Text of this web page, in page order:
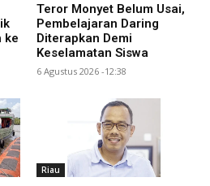
ke
Teror Monyet Belum Usai,
Pembelajaran Daring
Diterapkan Demi
Keselamatan Siswa
6 Agustus 2026 -12:38
Riau